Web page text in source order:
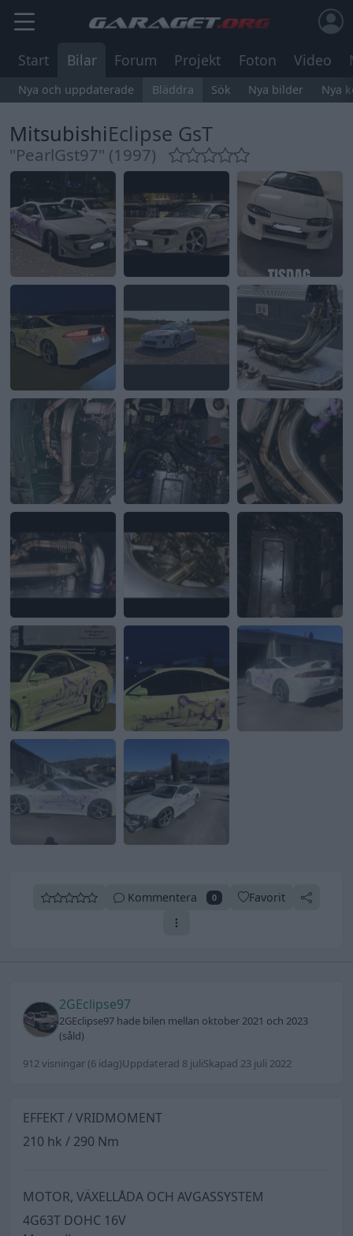
Start Bilar Forum Projekt Foton Video
Nya och uppdaterade Bläddra Sök Nya bilder Nya
MitsubishiEclipse GsT
"PearlGst97" (1997)
Kommentera 0 Favorit
2GEclipse97
2GEclipse97 hade bilen mellan oktober 2021 och 2023
(såld)
912 visningar (6 idag)Uppdaterad 8 juliSkapad 23 juli 2022
EFFEKT / VRIDMOMENT
210 hk / 290 Nm
MOTOR, VÄXELLÅDA OCH AVGASSYSTEM
4G63T DOHC 16V